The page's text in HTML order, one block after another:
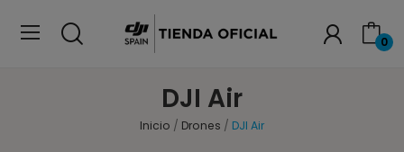
0
DJI Air
Inicio Drones DJI Air